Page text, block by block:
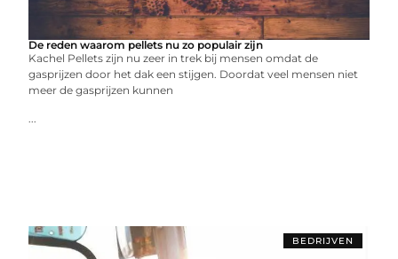
De reden waarom pellets nu zo populair zijn
Kachel Pellets zijn nu zeer in trek bij mensen omdat de
gasprijzen door het dak een stijgen. Doordat veel mensen niet
meer de gasprijzen kunnen
...
BEDRIJVEN